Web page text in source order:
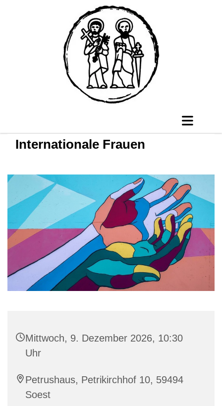
Internationale Frauen
Mittwoch, 9. Dezember 2026, 10:30
Uhr
Petrushaus, Petrikirchhof 10, 59494
Soest